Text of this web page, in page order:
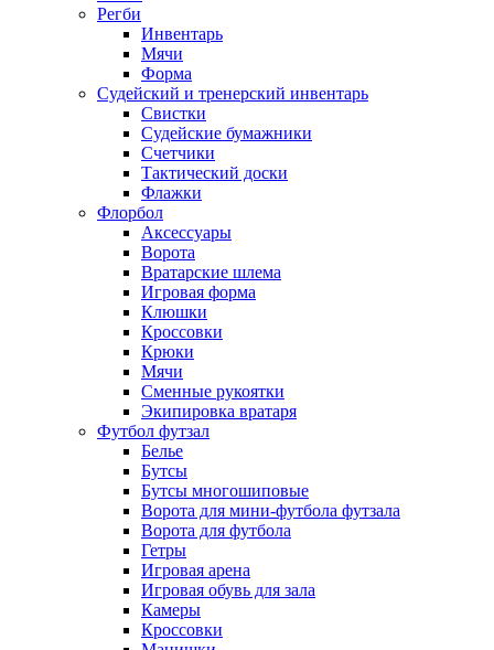
Регби
Инвентарь
Мячи
Форма
Судейский и тренерский инвентарь
Свистки
Судейские бумажники
Счетчики
Тактический доски
Флажки
Флорбол
Аксессуары
Ворота
Вратарские шлема
Игровая форма
Клюшки
Кроссовки
Крюки
Мячи
Сменные рукоятки
Экипировка вратаря
Футбол футзал
Белье
Бутсы
Бутсы многошиповые
Ворота для мини-футбола футзала
Ворота для футбола
Гетры
Игровая арена
Игровая обувь для зала
Камеры
Кроссовки